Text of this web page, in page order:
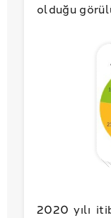
olduğu
2020 yılı